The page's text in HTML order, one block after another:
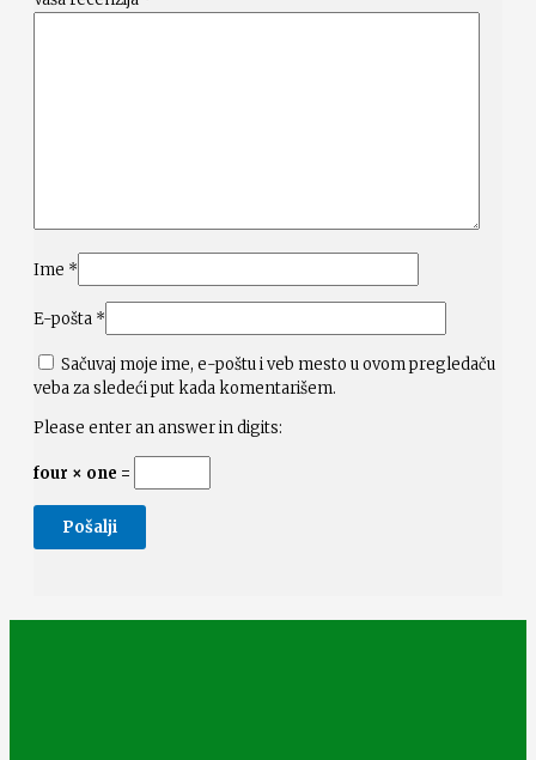
Ime *
E-pošta *
Sačuvaj moje ime, e-poštu i veb mesto u ovom pregledaču
veba za sledeći put kada komentarišem.
Please enter an answer in digits:
four × one =